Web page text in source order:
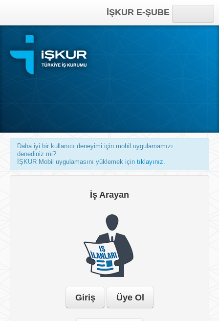
İŞKUR E-ŞUBE
Online İşlemler
Daha iyi bir kullanıcı deneyimi için mobil uygulamamızı
denediniz mi?
İŞKUR Mobil uygulamasını yüklemek için tıklayınız.
İş Arayan
Giriş Üye Ol